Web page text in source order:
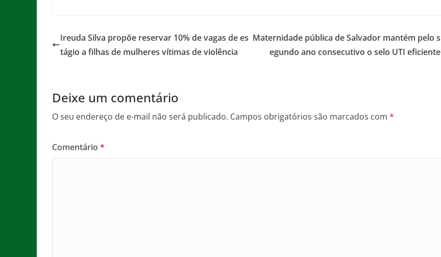
e
b
k
er l s
A
a
g
Ireuda Silva propõe reservar 10% de vagas de es
tágio a filhas de mulheres vítimas de violência
Maternidade pública de Salvador mantém pelo s
egundo ano consecutivo o selo UTI eficiente
Deixe um comentário
O seu endereço de e-mail não será publicado. Campos obrigatórios são marcados com *
Comentário *